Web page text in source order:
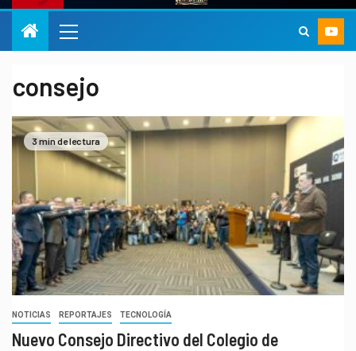
consejo
3 min de lectura
NOTICIAS REPORTAJES TECNOLOGÍA
Nuevo Consejo Directivo del Colegio de